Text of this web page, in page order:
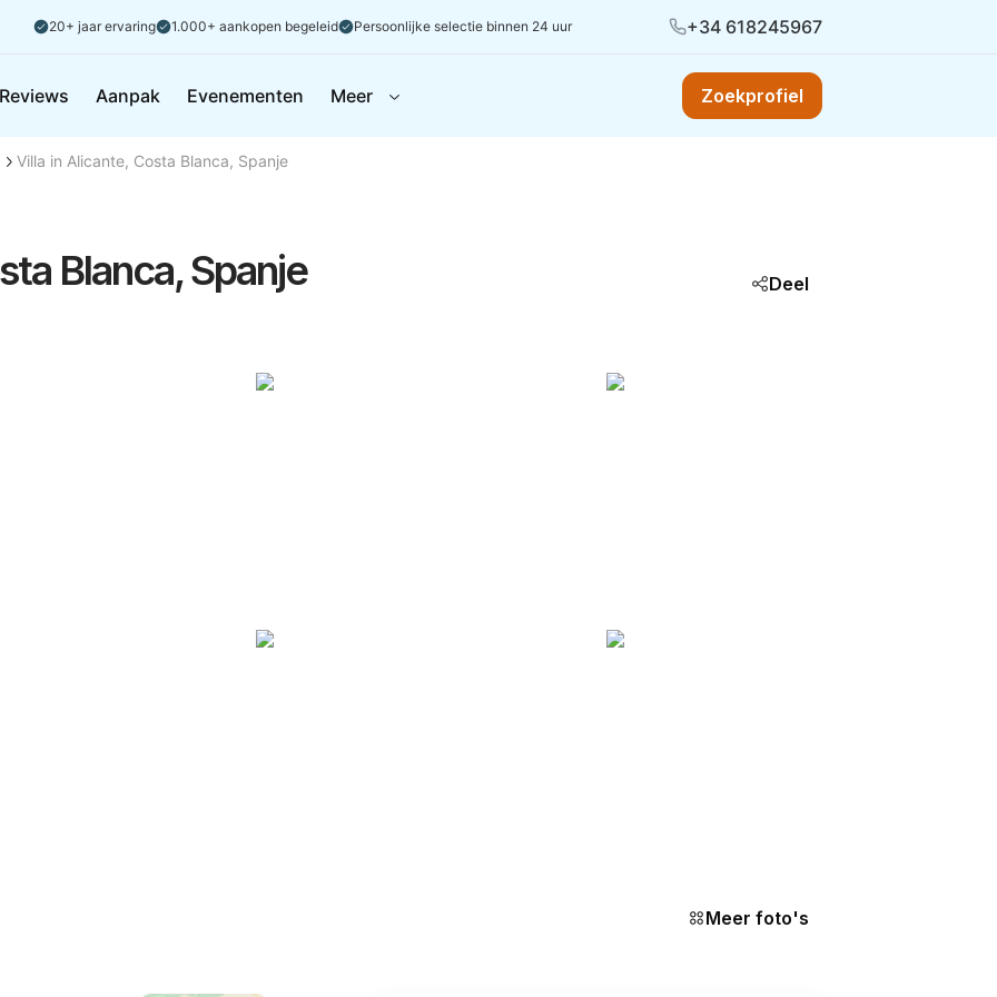
20+ jaar ervaring 1.000+ aankopen begeleid Persoonlijke selectie binnen 24 uur +34 618245967
Reviews Aanpak Evenementen Meer Zoekprofiel
Villa in Alicante, Costa Blanca, Spanje
Blanca, Spanje Deel
Meer foto's